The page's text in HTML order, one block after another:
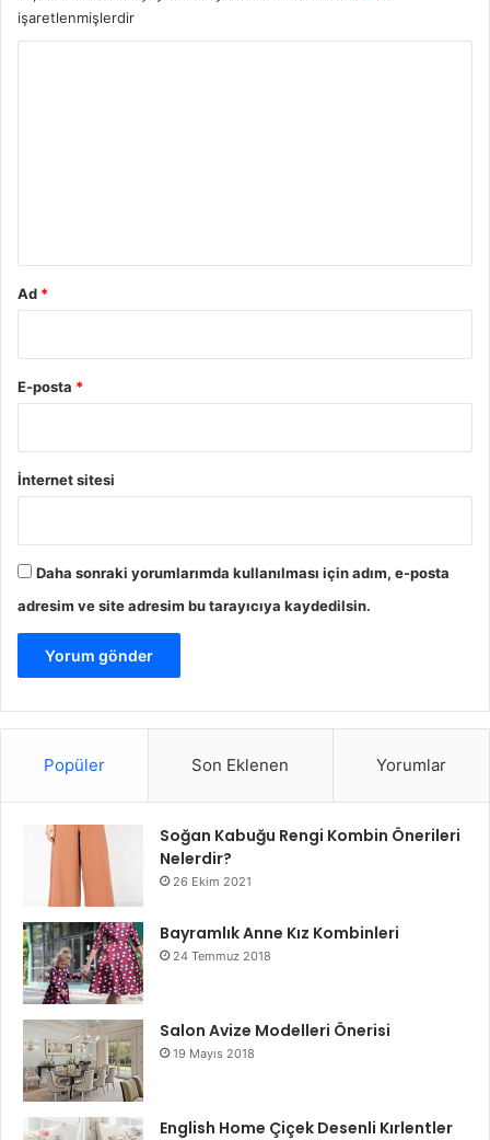
DIESEL SAATLERDE 2015 MODASI
DIESEL SAATLERDE 2015 MODASI
işaretlenmişlerdir
Ad *
E-posta *
İnternet sitesi
Daha sonraki yorumlarımda kullanılması için adım, e-posta
adresim ve site adresim bu tarayıcıya kaydedilsin.
Popüler Son Eklenen Yorumlar
Soğan Kabuğu Rengi Kombin Önerileri
Nelerdir?
26 Ekim 2021
Bayramlık Anne Kız Kombinleri
24 Temmuz 2018
Salon Avize Modelleri Önerisi
19 Mayıs 2018
English Home Çiçek Desenli Kırlentler